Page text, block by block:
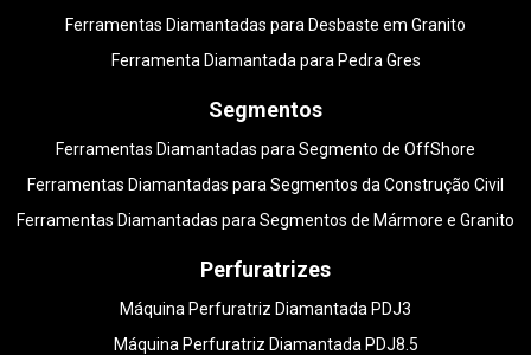
Ferramentas Diamantadas para Desbaste em Granito
Ferramenta Diamantada para Pedra Gres
Segmentos
Ferramentas Diamantadas para Segmento de OffShore
Ferramentas Diamantadas para Segmentos da Construção Civil
Ferramentas Diamantadas para Segmentos de Mármore e Granito
Perfuratrizes
Máquina Perfuratriz Diamantada PDJ3
Máquina Perfuratriz Diamantada PDJ8.5